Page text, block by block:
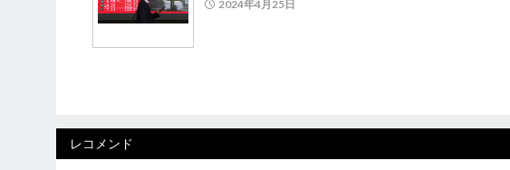
2024年4月25日
レコメンド